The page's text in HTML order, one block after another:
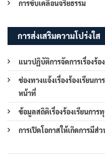
การขับเคลื่อนจริยธรรม
การส่งเสริมความโปร่งใส
แนวปฏิบัติการจัดการเรื่องร้
ช่องทางแจ้งเรื่องร้องเรียนก
หน้าที่
ข้อมูลสถิติเรื่องร้องเรียนกา
การเปิดโอกาสให้เกิดการมีส่